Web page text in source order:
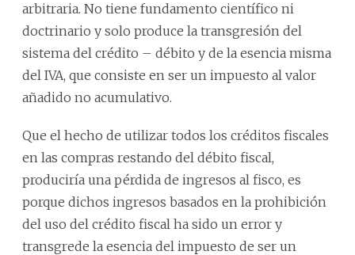
arbitraria. No tiene fundamento científico ni
doctrinario y solo produce la transgresión del
sistema del crédito – débito y de la esencia misma
del IVA, que consiste en ser un impuesto al valor
añadido no acumulativo.
Que el hecho de utilizar todos los créditos fiscales
en las compras restando del débito fiscal,
produciría una pérdida de ingresos al fisco, es
porque dichos ingresos basados en la prohibición
del uso del crédito fiscal ha sido un error y
transgrede la esencia del impuesto de ser un